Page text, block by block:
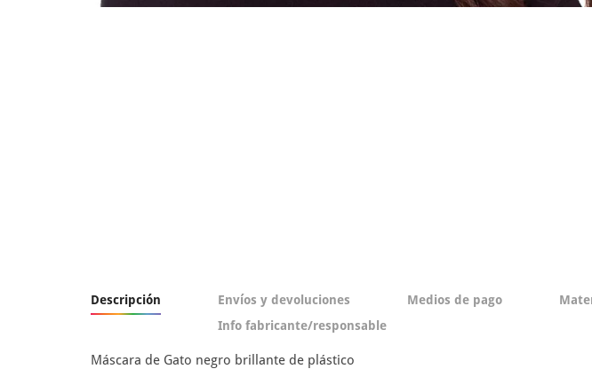
Descripción Envíos y devoluciones Medios de pago
Info fabricante/responsable
Máscara de Gato negro brillante de plástico